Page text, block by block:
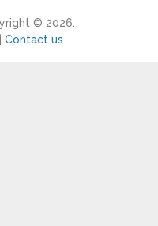
© 2026.
Contact us